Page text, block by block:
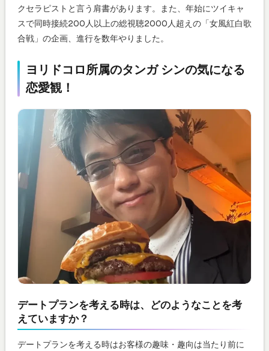
クセラピストと言う肩書があります。また、年始にツイキャ
スで同時接続200人以上の総視聴2000人超えの「女風紅白歌
合戦」の企画、進行を数年やりました。
ヨリドコロ所属のタンガ シンの気になる
恋愛観！
デートプランを考える時は、どのようなことを考
えていますか？
デートプランを考える時はお客様の趣味・趣向は当たり前に